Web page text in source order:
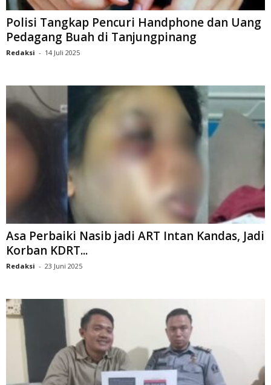
Polisi Tangkap Pencuri Handphone dan Uang
Pedagang Buah di Tanjungpinang
Redaksi - 14 Juli 2025
Asa Perbaiki Nasib jadi ART Intan Kandas, Jadi
Korban KDRT...
Redaksi - 23 Juni 2025